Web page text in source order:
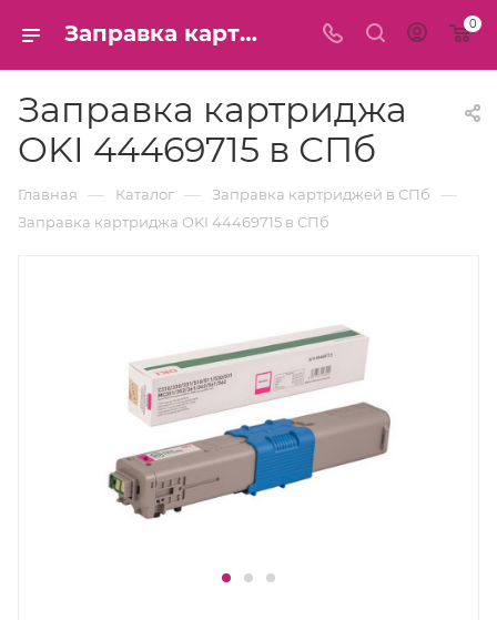
Заправка картриджа OKI 44469715 в СПб 0
Заправка картриджа
OKI 44469715 в СПб
Главная — Каталог — Заправка картриджей в СПб —
Заправка картриджа OKI 44469715 в СПб